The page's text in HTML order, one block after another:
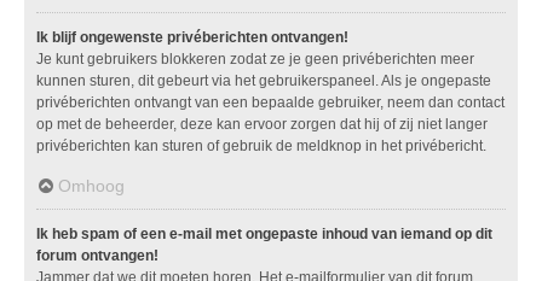
Ik blijf ongewenste privéberichten ontvangen!
Je kunt gebruikers blokkeren zodat ze je geen privéberichten meer
kunnen sturen, dit gebeurt via het gebruikerspaneel. Als je ongepaste
privéberichten ontvangt van een bepaalde gebruiker, neem dan contact
op met de beheerder, deze kan ervoor zorgen dat hij of zij niet langer
privéberichten kan sturen of gebruik de meldknop in het privébericht.
Omhoog
Ik heb spam of een e-mail met ongepaste inhoud van iemand op dit
forum ontvangen!
Jammer dat we dit moeten horen. Het e-mailformulier van dit forum